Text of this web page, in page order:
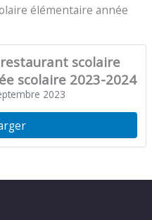
élémentaire année
scolaire
scolaire 2023-2024
2023